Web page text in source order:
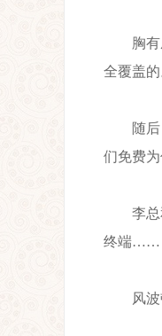
胸有成
全覆盖的
随后，
们免费
李总和
终端……
风波